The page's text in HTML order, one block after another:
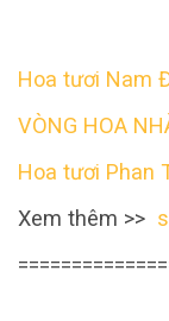
Hoa tươi Nam
VÒNG HOA
Hoa tươi Phan
Xem thêm >>